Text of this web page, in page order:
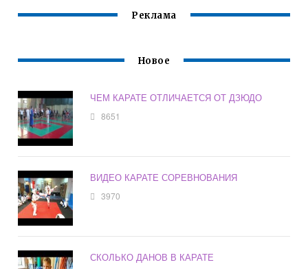
Реклама
Новое
ЧЕМ КАРАТЕ ОТЛИЧАЕТСЯ ОТ ДЗЮДО
8651
ВИДЕО КАРАТЕ СОРЕВНОВАНИЯ
3970
СКОЛЬКО ДАНОВ В КАРАТЕ